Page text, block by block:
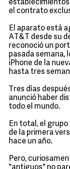
establecimientos
el contrato
El aparato está
AT&T desde su
reconoció un
pasada semana,
iPhone de la
hasta tres
Tres días
anunció haber
todo el mundo.
En total, el
de la primera
hace un año.
Pero,